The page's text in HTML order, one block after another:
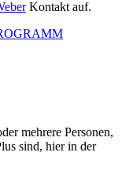
Kontakt auf.
mehrere Personen,
sind, hier in der